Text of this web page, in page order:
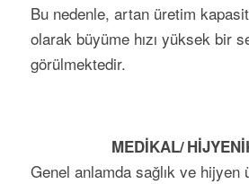
Bu nedenle, artan üretim
olarak büyüme hızı yüksek bir
görülmek­te­dir.
MEDİKAL/
Genel anlamda sağlık ve hijyen